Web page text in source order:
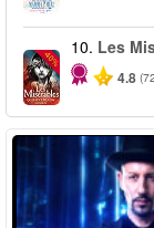
-40%
10. Les
4.8